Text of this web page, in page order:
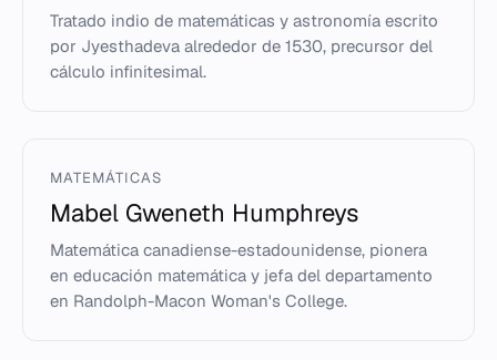
Tratado indio de matemáticas y astronomía escrito
por Jyesthadeva alrededor de 1530, precursor del
cálculo infinitesimal.
MATEMÁTICAS
Mabel Gweneth Humphreys
Matemática canadiense-estadounidense, pionera
en educación matemática y jefa del departamento
en Randolph-Macon Woman's College.